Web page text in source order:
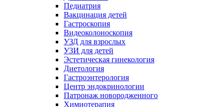
Педиатрия
Вакцинация детей
Гастроскопия
Видеоколоноскопия
УЗД для взрослых
УЗИ для детей
Эстетическая гинекология
Диетология
Гастроэнтерология
Центр эндокринологии
Патронаж новородженного
Химиотерапия